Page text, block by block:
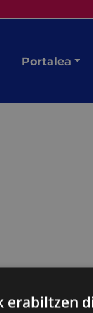
Portalea
erabiltzen